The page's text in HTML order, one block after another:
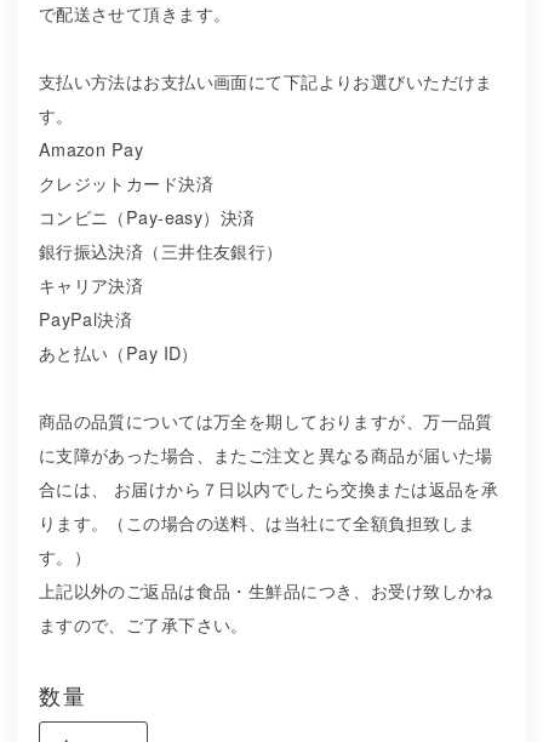
で配送させて頂きます。
支払い方法はお支払い画面にて下記よりお選びいただけま
す。
Amazon Pay
クレジットカード決済
コンビニ（Pay-easy）決済
銀行振込決済（三井住友銀行）
キャリア決済
PayPal決済
あと払い（Pay ID）
商品の品質については万全を期しておりますが、万一品質
に支障があった場合、またご注文と異なる商品が届いた場
合には、 お届けから７日以内でしたら交換または返品を承
ります。（この場合の送料、は当社にて全額負担致しま
す。）
上記以外のご返品は食品・生鮮品につき、お受け致しかね
ますので、ご了承下さい。
数量